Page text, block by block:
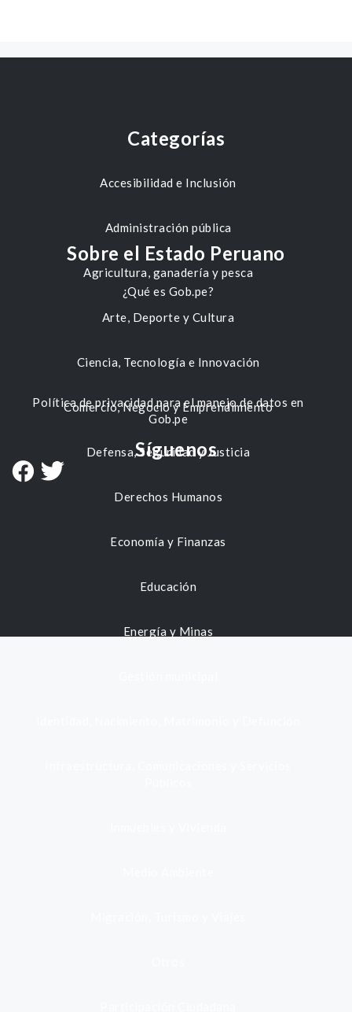
Categorías
Accesibilidad e Inclusión
Administración pública
Agricultura, ganadería y pesca
Arte, Deporte y Cultura
Ciencia, Tecnología e Innovación
Comercio, Negocio y Emprendimiento
Defensa, Seguridad y Justicia
Derechos Humanos
Economía y Finanzas
Educación
Energía y Minas
Sobre el Estado Peruano
¿Qué es Gob.pe?
Política de privacidad para el manejo de datos en
Gob.pe
Síguenos